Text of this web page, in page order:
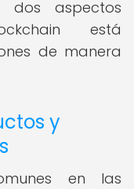
dos aspectos
está
de manera
y
en las